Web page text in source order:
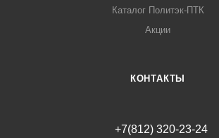
Каталог Политэк-ПТК
Акции
КОНТАКТЫ
+7(812) 320-23-24